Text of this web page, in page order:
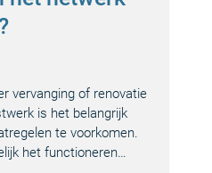
vervanging of renovatie
is het belangrijk
te voorkomen.
het functioneren…